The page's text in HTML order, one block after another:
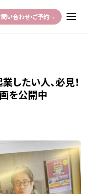
い合わせ・ご予約→
したい人、必見！
を公開中